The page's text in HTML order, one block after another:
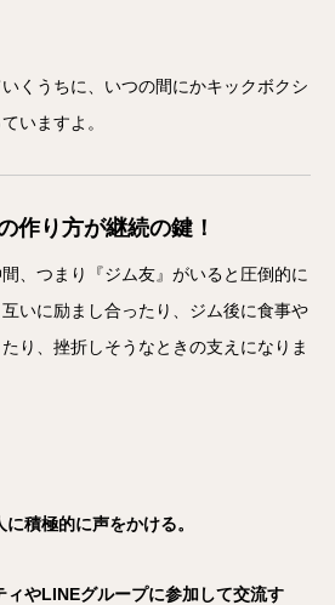
くうちに、いつの間にかキックボクシ
いますよ。
作り方が継続の鍵！
、つまり『ジム友』がいると圧倒的に
いに励まし合ったり、ジム後に食事や
り、挫折しそうなときの支えになりま
積極的に声をかける。
ィやLINEグループに参加して交流す